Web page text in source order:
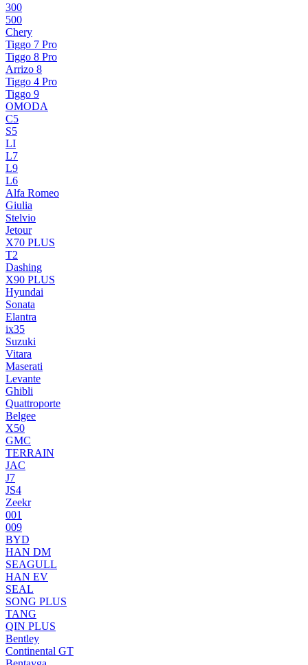
300
500
Chery
Tiggo 7 Pro
Tiggo 8 Pro
Arrizo 8
Tiggo 4 Pro
Tiggo 9
OMODA
C5
S5
LI
L7
L9
L6
Alfa Romeo
Giulia
Stelvio
Jetour
X70 PLUS
T2
Dashing
X90 PLUS
Hyundai
Sonata
Elantra
ix35
Suzuki
Vitara
Maserati
Levante
Ghibli
Quattroporte
Belgee
X50
GMC
TERRAIN
JAC
J7
JS4
Zeekr
001
009
BYD
HAN DM
SEAGULL
HAN EV
SEAL
SONG PLUS
TANG
QIN PLUS
Bentley
Continental GT